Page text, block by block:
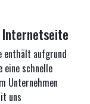
aufgrund
eine schnelle
Unternehmen
uns